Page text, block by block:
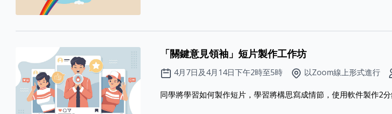
「關鍵意見領袖」短片製作工作坊
4月7日及4月14日下午2時至5時 以Zoom線上形式進行
同學將學習如何製作短片，學習將構思寫成情節，使用軟件製作2